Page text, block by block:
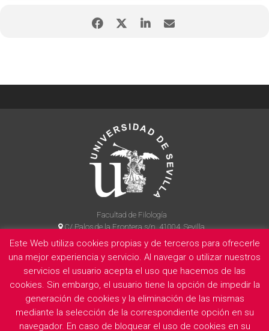
Facultad de Filología
C/ Palos de la Frontera s/n, 41004, Sevilla
954 55 14 90
La Facultad Información legal Politica de privacidad Cookies
E
Este Web utiliza cookies propias y de terceros para ofrecerle
una mejor experiencia y servicio. Al navegar o utilizar nuestros
servicios el usuario acepta el uso que hacemos de las
cookies. Sin embargo, el usuario tiene la opción de impedir la
generación de cookies y la eliminación de las mismas
mediante la selección de la correspondiente opción en su
navegador. En caso de bloquear el uso de cookies en su